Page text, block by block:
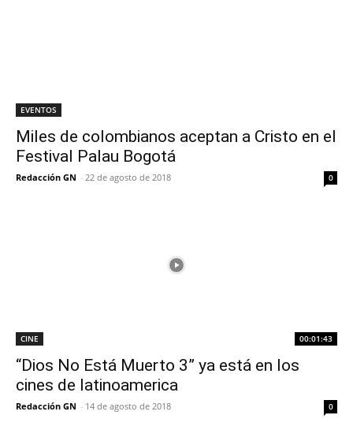
EVENTOS
Miles de colombianos aceptan a Cristo en el
Festival Palau Bogotá
Redacción GN - 22 de agosto de 2018 0
CINE 00:01:43
“Dios No Está Muerto 3” ya está en los
cines de latinoamerica
Redacción GN - 14 de agosto de 2018 0